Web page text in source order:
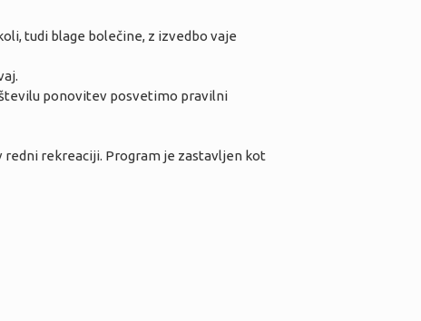
tudi blage bolečine, z izvedbo vaje
ponovitev posvetimo pravilni
redni rekreaciji. Program je zastavljen kot